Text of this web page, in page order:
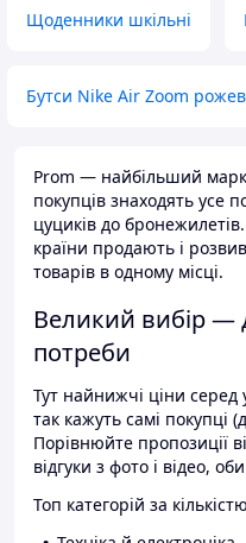
Щоденники шкільні
Бутси Nike Air Zoom
Prom — найбільший
покупців знаходять усе
цуциків до
країни продають і
товарів в одному місці.
Великий вибір —
потреби
Тут найнижчі ціни серед
так кажуть самі покупці
Порівнюйте пропозиції
відгуки з фото і відео,
Топ категорій за